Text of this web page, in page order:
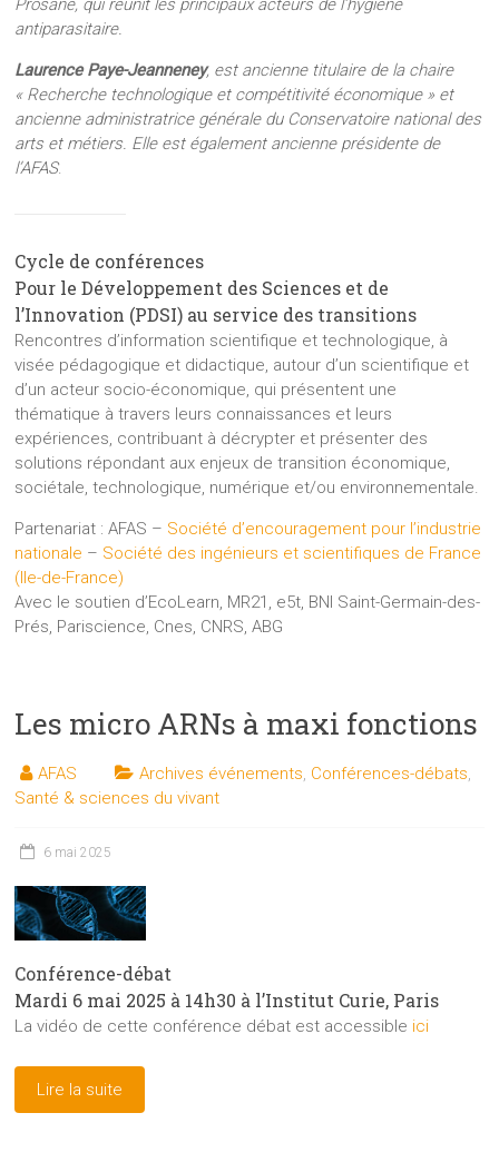
Prosane, qui réunit les principaux acteurs de l’hygiène
antiparasitaire.
Laurence Paye-Jeanneney, est ancienne titulaire de la chaire
« Recherche technologique et compétitivité économique » et
ancienne administratrice générale du Conservatoire national des
arts et métiers. Elle est également ancienne présidente de
l’AFAS.
Cycle de conférences
Pour le Développement des Sciences et de
l’Innovation (PDSI) au service des transitions
Rencontres d’information scientifique et technologique, à
visée pédagogique et didactique, autour d’un scientifique et
d’un acteur socio-économique, qui présentent une
thématique à travers leurs connaissances et leurs
expériences, contribuant à décrypter et présenter des
solutions répondant aux enjeux de transition économique,
sociétale, technologique, numérique et/ou environnementale.
Partenariat : AFAS – Société d’encouragement pour l’industrie
nationale – Société des ingénieurs et scientifiques de France
(Ile-de-France)
Avec le soutien d’EcoLearn, MR21, e5t, BNI Saint-Germain-des-
Prés, Pariscience, Cnes, CNRS, ABG
Les micro ARNs à maxi fonctions
AFAS Archives événements, Conférences-débats,
Santé & sciences du vivant
6 mai 2025
Conférence-débat
Mardi 6 mai 2025 à 14h30 à l’Institut Curie, Paris
La vidéo de cette conférence débat est accessible ici
Lire la suite